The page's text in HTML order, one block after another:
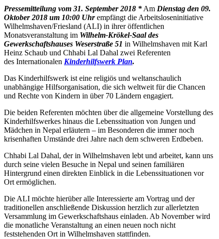
Pressemitteilung vom 31. September 2018 * Am Dienstag den 09.
Oktober 2018 um 10:00 Uhrempfängt die Arbeitsloseninitiative
Wilhelmshaven/Friesland (ALI) in ihrer öffentlichen
Monatsveranstaltung im Wilhelm-Krökel-Saal des
Gewerkschaftshauses Weserstraße 51 in Wilhelmshaven mit Karl
Heinz Schaub und Chhabi Lal Dahal zwei Referenten
des Internationalen Kinderhilfswerk Plan.
Das Kinderhilfswerk ist eine religiös und weltanschaulich
unabhängige Hilfsorganisation, die sich weltweit für die Chancen
und Rechte von Kindern in über 70 Ländern engagiert.
Die beiden Referenten möchten über die allgemeine Vorstellung des
Kinderhilfswerkes hinaus die Lebenssituation von Jungen und
Mädchen in Nepal erläutern – im Besonderen die immer noch
krisenhaften Umstände drei Jahre nach dem schweren Erdbeben.
Chhabi Lal Dahal, der in Wilhelmshaven lebt und arbeitet, kann uns
durch seine vielen Besuche in Nepal und seinen familiären
Hintergrund einen direkten Einblick in die Lebenssituationen vor
Ort ermöglichen.
Die ALI möchte hierüber alle Interessierte am Vortrag und der
traditionellen anschließende Diskussion herzlich zur allerletzten
Versammlung im Gewerkschaftshaus einladen. Ab November wird
die monatliche Veranstaltung an einen neuen noch nicht
feststehenden Ort in Wilhelmshaven stattfinden.